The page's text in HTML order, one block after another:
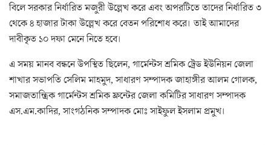
বিলে সরকার নির্ধারিত মজুরী উল্লেখ করে এবং অপরটিতে তাদের নির্ধারিত ৩
থেকে ৪ হাজার টাকা উল্লেখ করে বেতন পরিশোধ করে। তাই আমাদের
দাবীকৃত ১০ দফা মেনে নিতে হবে।
এ সময় মানব বন্ধনে উপস্থিত ছিলেন, গার্মেন্টস শ্রমিক ট্রেড ইউনিয়ন জেলা
শাখার সভাপতি সেলিম মাহমুদ, সাধারণ সম্পাদক জাহাঙ্গীর আলম গোলক,
সমাজতান্ত্রিক গার্মেন্টস শ্রমিক ফ্রন্টের জেলা কমিটির সাধারণ সম্পাদক
এস.এম.কাদির, সাংগঠনিক সম্পাদক মোঃ সাইফুল ইসলাম প্রমুখ।